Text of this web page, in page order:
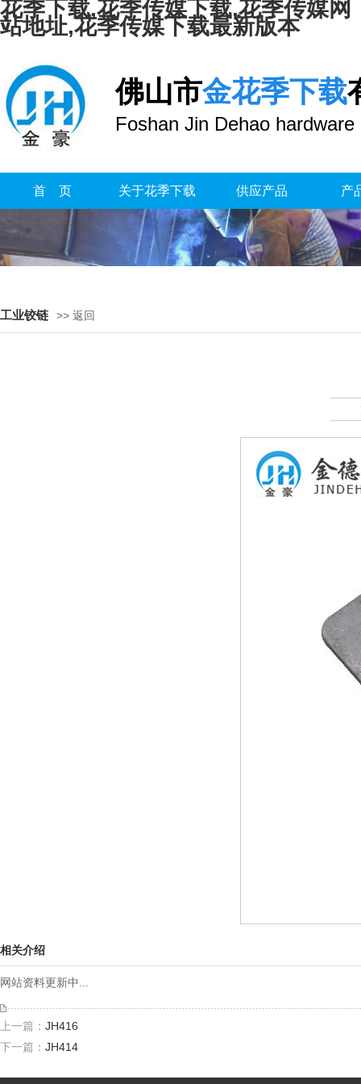
花季下载,花季传媒下载,花季传媒网
站地址,花季传媒下载最新版本
佛山市金花季下载
Foshan Jin Dehao hardware
首 页 关于花季下载 供应产品 产
工业铰链 >> 返回
相关介绍
网站资料更新中...
上一篇： JH416
下一篇： JH414